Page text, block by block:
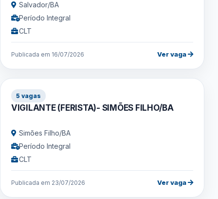
Salvador/BA
Período Integral
CLT
Publicada em 16/07/2026 Ver vaga
5 vagas
VIGILANTE (FERISTA)- SIMÕES FILHO/BA
Simões Filho/BA
Período Integral
CLT
Publicada em 23/07/2026 Ver vaga